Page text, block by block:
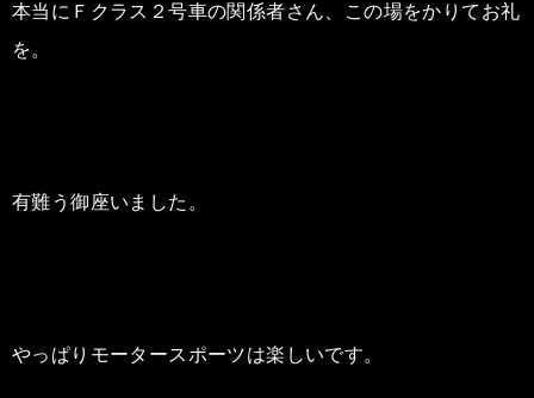
本当にＦクラス２号車の関係者さん、この場をかりてお礼
を。
有難う御座いました。
やっぱりモータースポーツは楽しいです。